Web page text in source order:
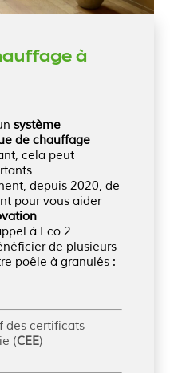
à
système
de chauffage
cela peut
depuis 2020, de
pour vous aider
à Eco 2
de plusieurs
poêle à granulés :
(CEE)